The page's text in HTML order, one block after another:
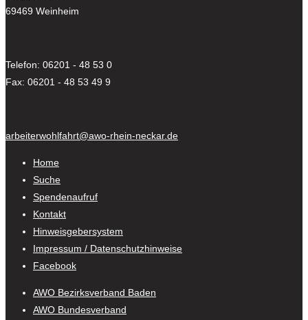
69469 Weinheim
Telefon: 06201 - 48 53 0
Fax: 06201 - 48 53 49 9
arbeiterwohlfahrt@awo-rhein-neckar.de
Home
Suche
Spendenaufruf
Kontakt
Hinweisgebersystem
Impressum / Datenschutzhinweise
Facebook
AWO Bezirksverband Baden
AWO Bundesverband